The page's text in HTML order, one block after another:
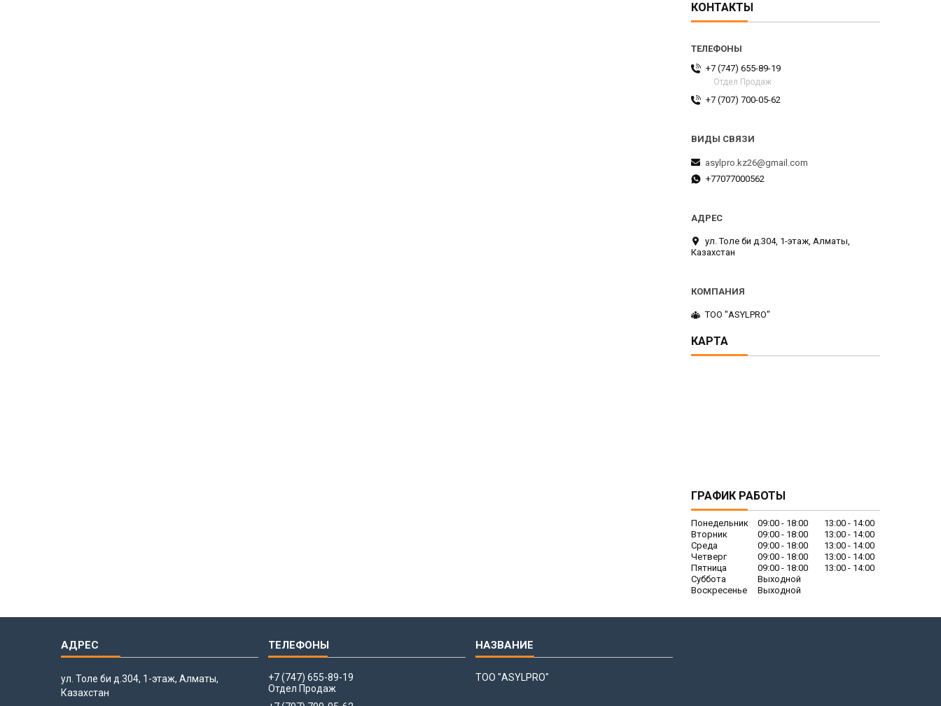
КОНТАКТЫ
+7 (747) 655-89-19
Отдел Продаж
+7 (707) 700-05-62
asylpro.kz26@gmail.com
+77077000562
ул. Толе би д.304, 1-этаж, Алматы,
Казахстан
ТОО "ASYLPRO"
КАРТА
ГРАФИК РАБОТЫ
Понедельник 09:00 18:00 13:00
14:00
Вторник
09:00 18:00 13:00
14:00
Среда
09:00 18:00 13:00
14:00
Четверг
09:00 18:00 13:00
14:00
Пятница
09:00 18:00 13:00
14:00
Суббота
Выходной
Воскресенье
Выходной
ул. Толе би д.304, 1-этаж, Алматы,
Казахстан
+7 (747) 655-89-19
Отдел Продаж
ТОО "ASYLPRO"